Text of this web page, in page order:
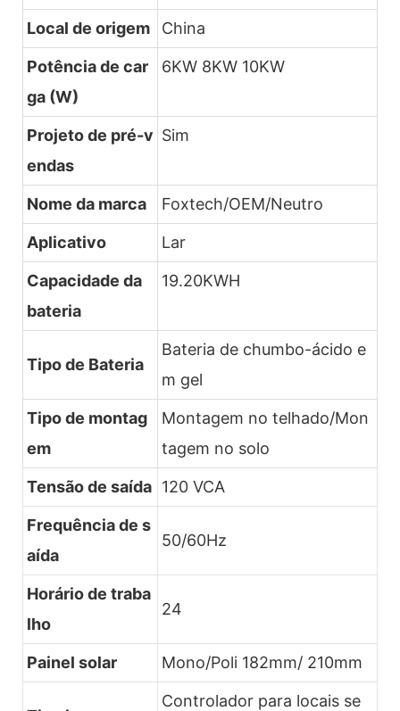
Local de origem China
Potência de car
ga (W)
6KW 8KW 10KW
Projeto de pré-v
endas
Sim
Nome da marca Foxtech/OEM/Neutro
Aplicativo Lar
Capacidade da
bateria
19.20KWH
Tipo de Bateria
Bateria de chumbo-ácido e
m gel
Tipo de montag
em
Montagem no telhado/Mon
tagem no solo
Tensão de saída 120 VCA
Frequência de s
aída
50/60Hz
Horário de traba
lho
24
Painel solar Mono/Poli 182mm/ 210mm
Controlador para locais se